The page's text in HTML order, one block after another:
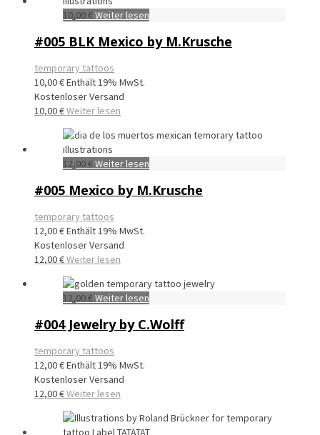
10,00€ Weiter lesen
#005 BLK Mexico by M.Krusche
temporary tattoos
10,00€Enthält 19% MwSt.
Kostenloser Versand
10,00€Weiter lesen
12,00€ Weiter lesen
#005 Mexico by M.Krusche
temporary tattoos
12,00€Enthält 19% MwSt.
Kostenloser Versand
12,00€Weiter lesen
12,00€ Weiter lesen
#004 Jewelry by C.Wolff
temporary tattoos
12,00€Enthält 19% MwSt.
Kostenloser Versand
12,00€Weiter lesen